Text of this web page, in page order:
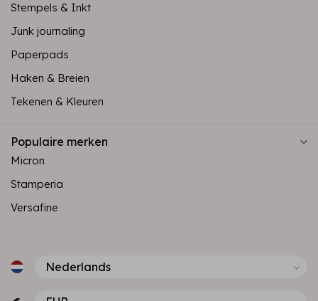
Stempels & Inkt
Junk journaling
Paperpads
Haken & Breien
Tekenen & Kleuren
Populaire merken
Micron
Stamperia
Versafine